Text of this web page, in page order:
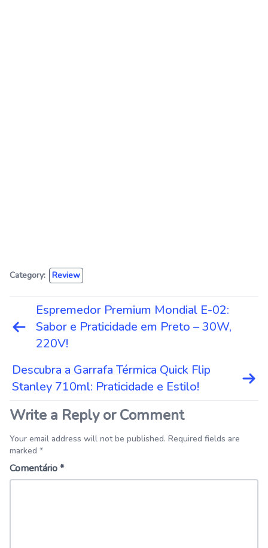
Category: Review
Navegação
Post
Espremedor Premium Mondial E-02:
Sabor e Praticidade em Preto – 30W,
220V!
Descubra a Garrafa Térmica Quick Flip
Stanley 710ml: Praticidade e Estilo!
Write a Reply or Comment
Your email address will not be published. Required fields are
marked *
Comentário*